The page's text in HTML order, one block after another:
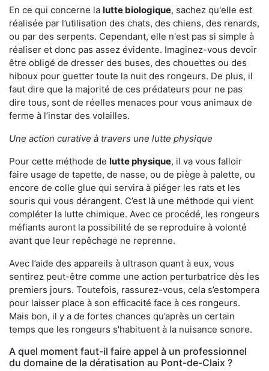
En ce qui concerne la lutte biologique, sachez qu'elle est
réalisée par l’utilisation des chats, des chiens, des renards,
ou par des serpents. Cependant, elle n'est pas si simple à
réaliser et donc pas assez évidente. Imaginez-vous devoir
être obligé de dresser des buses, des chouettes ou des
hiboux pour guetter toute la nuit des rongeurs. De plus, il
faut dire que la majorité de ces prédateurs pour ne pas
dire tous, sont de réelles menaces pour vous animaux de
ferme à l’instar des volailles.
Une action curative à travers une lutte physique
Pour cette méthode de lutte physique, il va vous falloir
faire usage de tapette, de nasse, ou de piège à palette, ou
encore de colle glue qui servira à piéger les rats et les
souris qui vous dérangent. C’est là une méthode qui vient
compléter la lutte chimique. Avec ce procédé, les rongeurs
méfiants auront la possibilité de se reproduire à volonté
avant que leur repêchage ne reprenne.
Avec l’aide des appareils à ultrason quant à eux, vous
sentirez peut-être comme une action perturbatrice dès les
premiers jours. Toutefois, rassurez-vous, cela s’estompera
pour laisser place à son efficacité face à ces rongeurs.
Mais bon, il y a de fortes chances qu’après un certain
temps que les rongeurs s’habituent à la nuisance sonore.
A quel moment faut-il faire appel à un professionnel
du domaine de la dératisation au Pont-de-Claix ?